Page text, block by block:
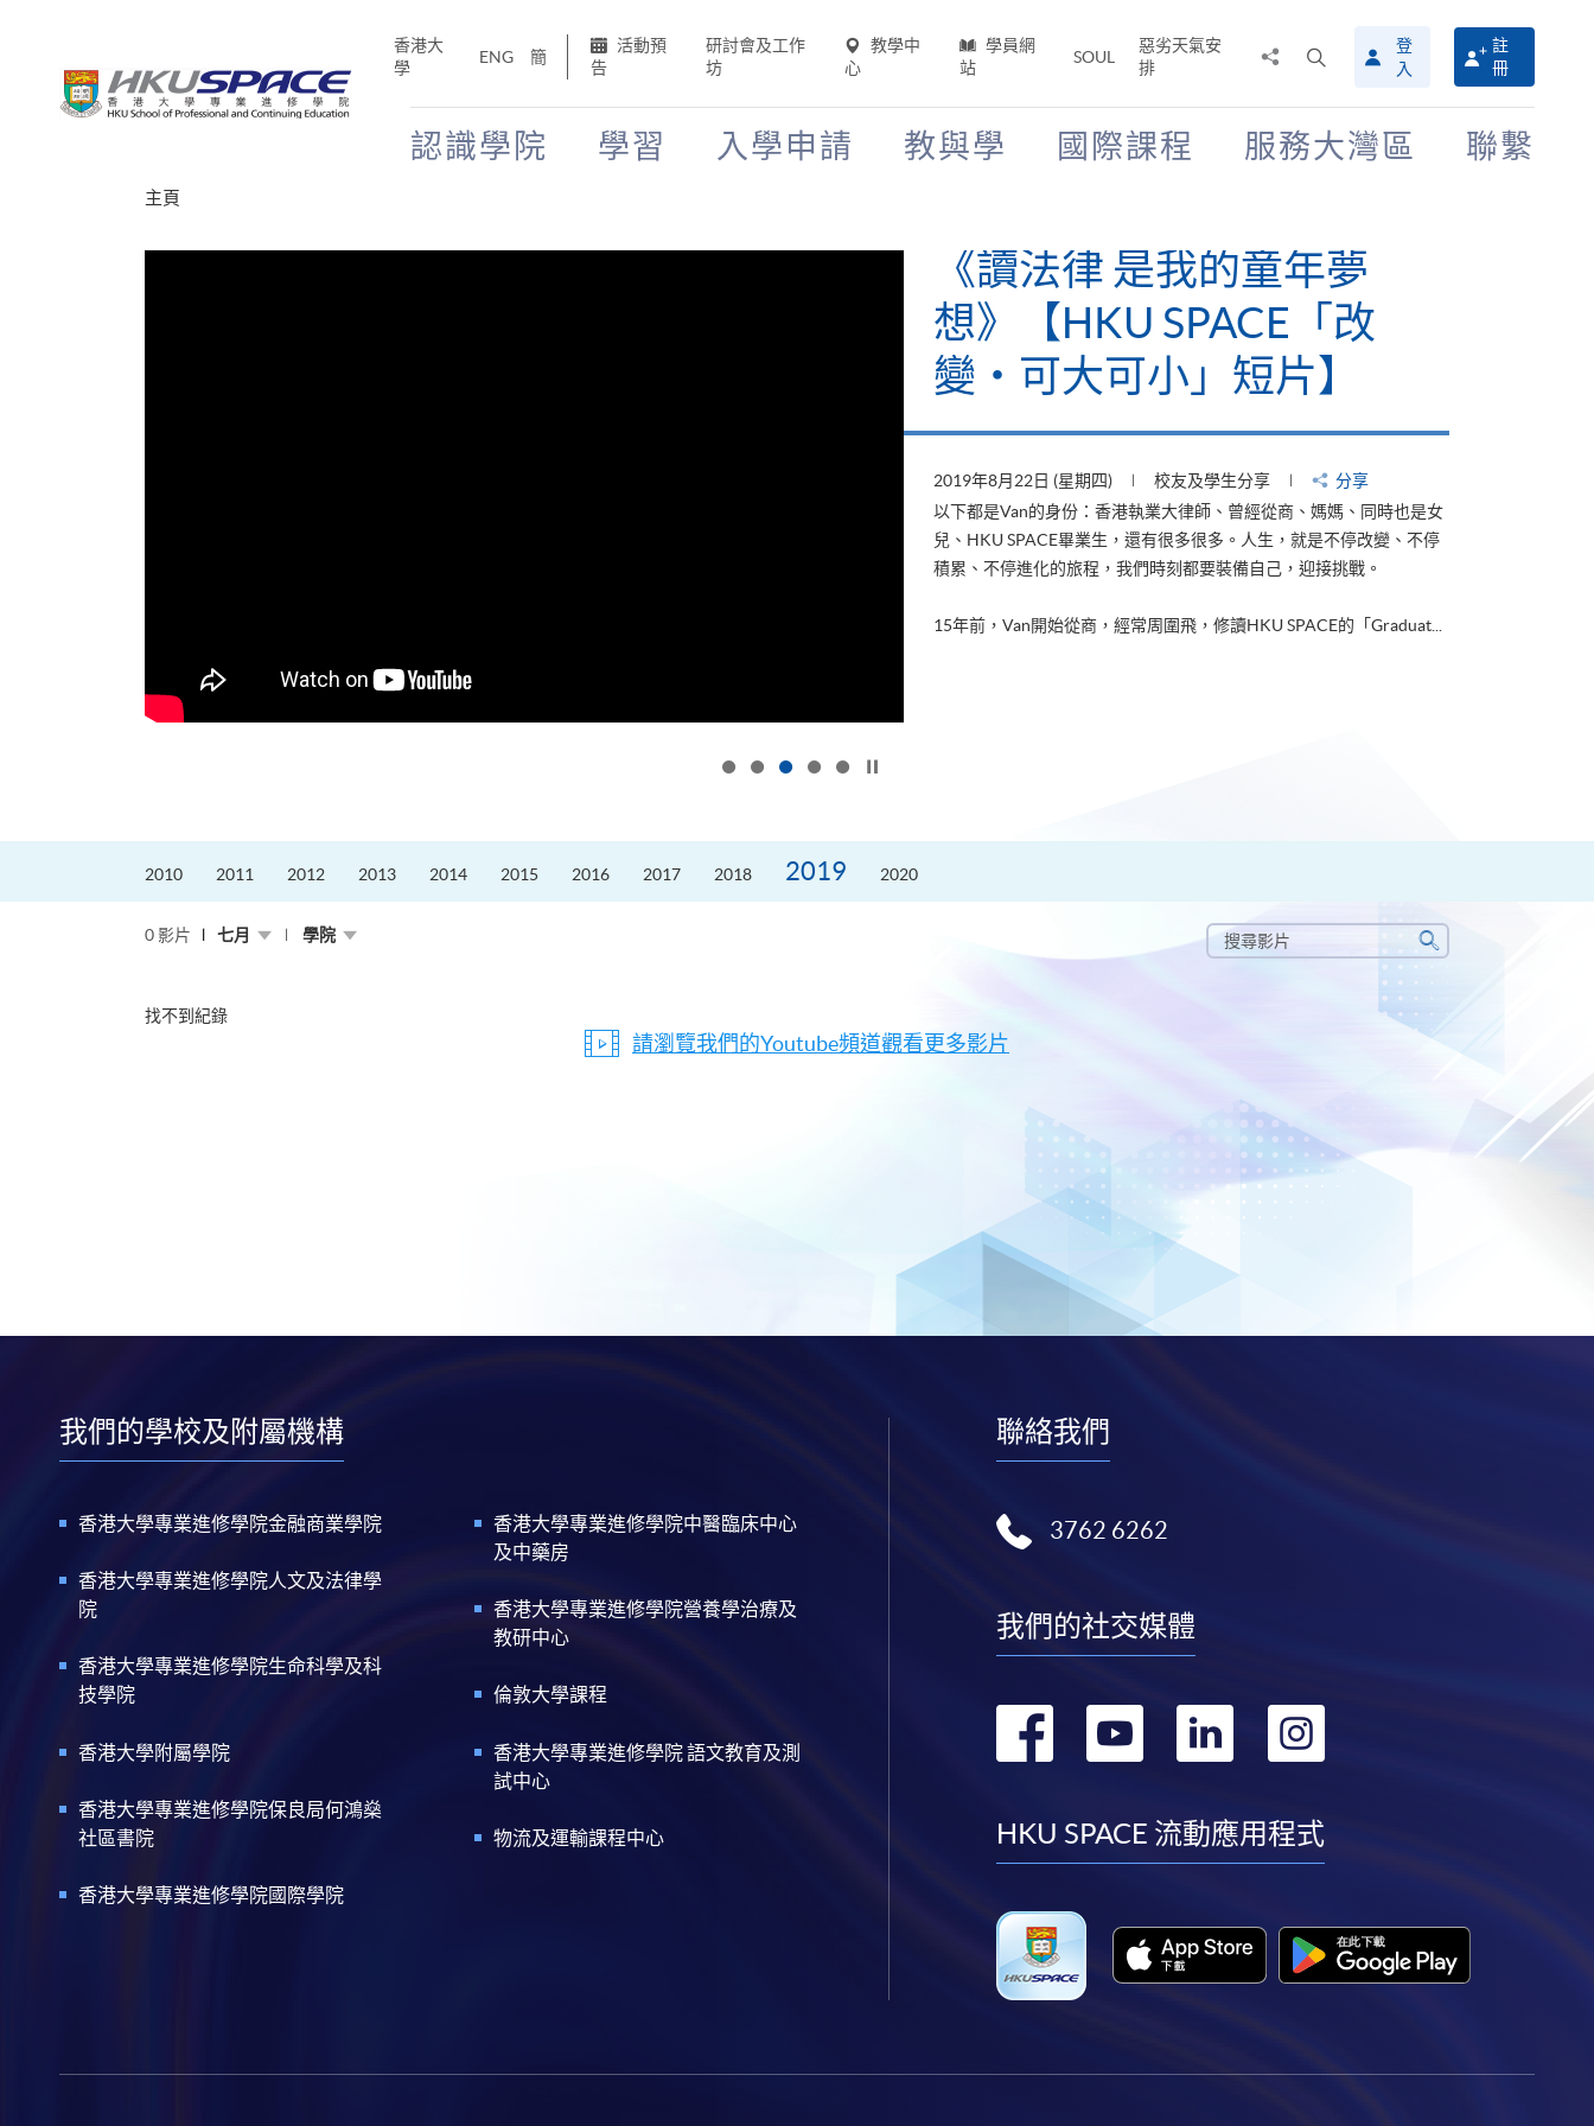
香港大
學
ENG 簡
活動預
告
研討會及工作
坊
教學中
心
學員網
站
SOUL
惡劣天氣安
排
搜
尋
介
登
入
註
冊
認識學院 學習 入學申請 教與學 國際課程 服務大灣區 聯繫
主頁
《讀法律 是我的童年夢
想》【HKU SPACE「改
變‧可大可小」短片】
2019年8月22日 (星期四) 校友及學生分享
分享
以下都是Van的身份：香港執業大律師、曾經從商、媽媽、同時也是女
兒、HKU SPACE畢業生，還有很多很多。人生，就是不停改變、不停
積累、不停進化的旅程，我們時刻都要裝備自己，迎接挑戰。
15年前，Van開始從商，經常周圍飛，修讀HKU SPACE的「Graduat...
2010 2011 2012 2013 2014 2015 2016 2017 2018 2019 2020
0 影片 七月 學院
搜
尋
搜
尋
找不到紀錄
請瀏覽我們的Youtube頻道觀看更多影片
我們的學校及附屬機構
香港大學專業進修學院金融商業學院
香港大學專業進修學院人文及法律學
院
香港大學專業進修學院生命科學及科
技學院
香港大學附屬學院
香港大學專業進修學院保良局何鴻燊
社區書院
香港大學專業進修學院國際學院
香港大學專業進修學院中醫臨床中心
及中藥房
香港大學專業進修學院營養學治療及
教研中心
倫敦大學課程
香港大學專業進修學院 語文教育及測
試中心
物流及運輸課程中心
聯絡我們
3762 6262
我們的社交媒體
轉
facebook
轉
youtube
轉
linkedin
轉
instagram
HKU SPACE 流動應用程式